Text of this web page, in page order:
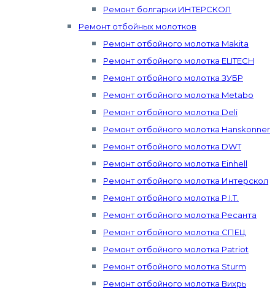
Ремонт болгарки ИНТЕРСКОЛ
Ремонт отбойных молотков
Ремонт отбойного молотка Makita
Ремонт отбойного молотка ELITECH
Ремонт отбойного молотка ЗУБР
Ремонт отбойного молотка Metabo
Ремонт отбойного молотка Deli
Ремонт отбойного молотка Hanskonner
Ремонт отбойного молотка DWT
Ремонт отбойного молотка Einhell
Ремонт отбойного молотка Интерскол
Ремонт отбойного молотка P.I.T.
Ремонт отбойного молотка Ресанта
Ремонт отбойного молотка СПЕЦ
Ремонт отбойного молотка Patriot
Ремонт отбойного молотка Sturm
Ремонт отбойного молотка Вихрь